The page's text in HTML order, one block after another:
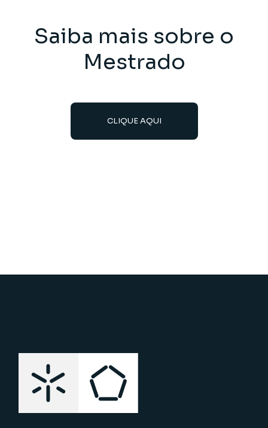
Saiba mais sobre o
Mestrado
CLIQUE AQUI